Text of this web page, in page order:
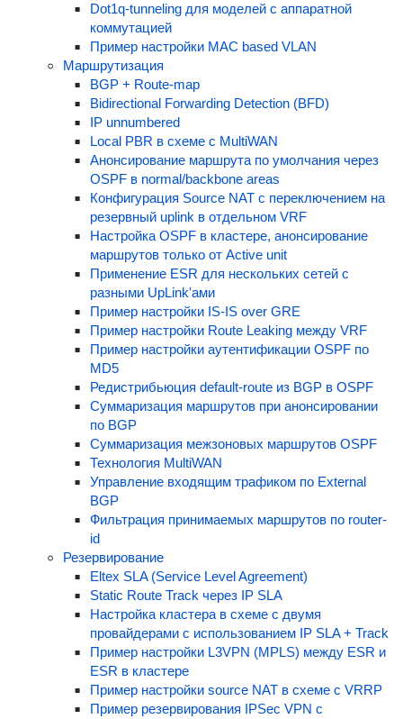
Dot1q-tunneling для моделей с аппаратной
коммутацией
Пример настройки MAC based VLAN
Маршрутизация
BGP + Route-map
Bidirectional Forwarding Detection (BFD)
IP unnumbered
Local PBR в схеме с MultiWAN
Анонсирование маршрута по умолчания через
OSPF в normal/backbone areas
Конфигурация Source NAT с переключением на
резервный uplink в отдельном VRF
Настройка OSPF в кластере, анонсирование
маршрутов только от Active unit
Применение ESR для нескольких сетей с
разными UpLink'ами
Пример настройки IS-IS over GRE
Пример настройки Route Leaking между VRF
Пример настройки аутентификации OSPF по
MD5
Редистрибьюция default-route из BGP в OSPF
Суммаризация маршрутов при анонсировании
по BGP
Суммаризация межзоновых маршрутов OSPF
Технология MultiWAN
Управление входящим трафиком по External
BGP
Фильтрация принимаемых маршрутов по router-
id
Резервирование
Eltex SLA (Service Level Agreement)
Static Route Track через IP SLA
Настройка кластера в схеме с двумя
провайдерами с использованием IP SLA + Track
Пример настройки L3VPN (MPLS) между ESR и
ESR в кластере
Пример настройки source NAT в схеме с VRRP
Пример резервирования IPSec VPN с